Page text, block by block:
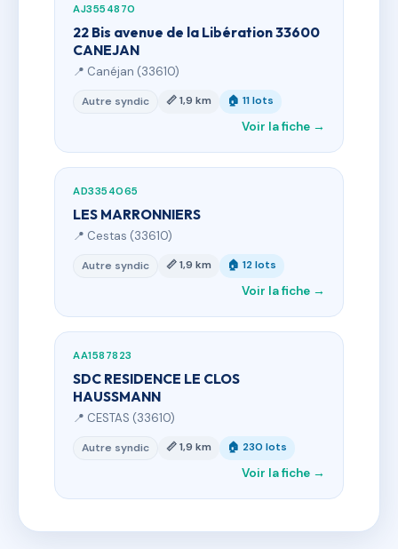
AJ3554870
22 Bis avenue de la Libération 33600
CANEJAN
📍 Canéjan (33610)
Autre syndic 📏 1,9 km 🏠 11 lots
Voir la fiche →
AD3354065
LES MARRONNIERS
📍 Cestas (33610)
Autre syndic 📏 1,9 km 🏠 12 lots
Voir la fiche →
AA1587823
SDC RESIDENCE LE CLOS
HAUSSMANN
📍 CESTAS (33610)
Autre syndic 📏 1,9 km 🏠 230 lots
Voir la fiche →